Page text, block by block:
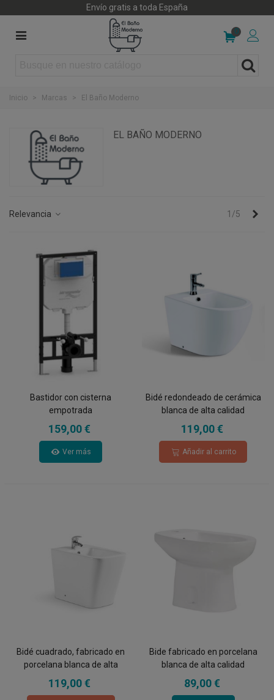
Envío gratis a toda España
0
Inicio > Marcas > El Baño Moderno
EL BAÑO MODERNO
Relevancia 1/5
Bastidor con cisterna
empotrada
159,00 €
Ver más
Bidé redondeado de cerámica
blanca de alta calidad
119,00 €
Añadir al carrito
Bidé cuadrado, fabricado en
porcelana blanca de alta
calidad
119,00 €
Bide fabricado en porcelana
blanca de alta calidad
89,00 €